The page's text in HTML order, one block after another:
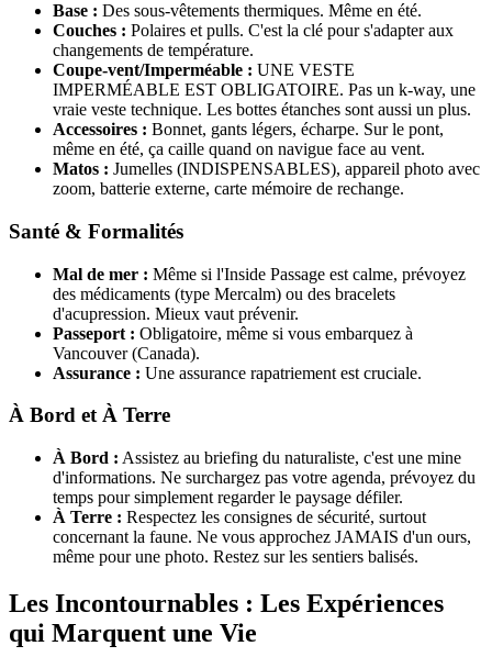
Base : Des sous-vêtements thermiques. Même en été.
Couches : Polaires et pulls. C'est la clé pour s'adapter aux
changements de température.
Coupe-vent/Imperméable : UNE VESTE
IMPERMÉABLE EST OBLIGATOIRE. Pas un k-way, une
vraie veste technique. Les bottes étanches sont aussi un plus.
Accessoires : Bonnet, gants légers, écharpe. Sur le pont,
même en été, ça caille quand on navigue face au vent.
Matos : Jumelles (INDISPENSABLES), appareil photo avec
zoom, batterie externe, carte mémoire de rechange.
Santé & Formalités
Mal de mer : Même si l'Inside Passage est calme, prévoyez
des médicaments (type Mercalm) ou des bracelets
d'acupression. Mieux vaut prévenir.
Passeport : Obligatoire, même si vous embarquez à
Vancouver (Canada).
Assurance : Une assurance rapatriement est cruciale.
À Bord et À Terre
À Bord : Assistez au briefing du naturaliste, c'est une mine
d'informations. Ne surchargez pas votre agenda, prévoyez du
temps pour simplement regarder le paysage défiler.
À Terre : Respectez les consignes de sécurité, surtout
concernant la faune. Ne vous approchez JAMAIS d'un ours,
même pour une photo. Restez sur les sentiers balisés.
Les Incontournables : Les Expériences
qui Marquent une Vie